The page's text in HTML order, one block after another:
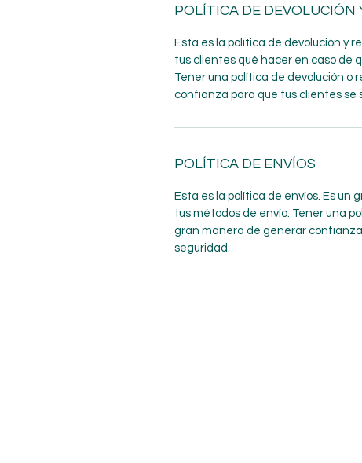
POLÍTICA DE DEVOLUCIÓN
Esta es la política de devolución y
tus clientes qué hacer en caso de
Tener una política de devolución o
confianza para que tus clientes se
POLÍTICA DE ENVÍOS
Esta es la política de envíos. Es un
tus métodos de envío. Tener una
gran manera de generar
seguridad.